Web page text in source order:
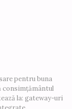
pentru buna
consimțământul
la: gateway-uri